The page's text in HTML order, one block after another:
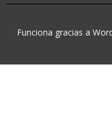
Funciona gracias a